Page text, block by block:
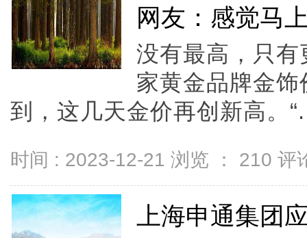
网友：感觉马
没有最高，只
家黄金品牌金
到，这几天金价再创新高。
时间 : 2023-12-21 浏览 ： 210 评
上海申通集团